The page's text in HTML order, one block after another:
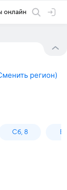
онлайн
регион)
Сб, 8